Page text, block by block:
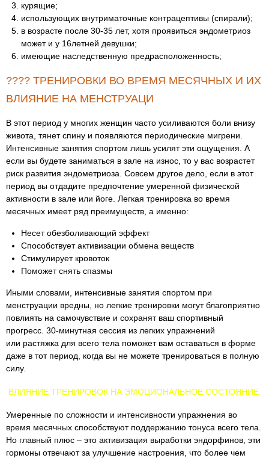
курящие;
использующих внутриматочные контрацептивы (спирали);
в возрасте после 30-35 лет, хотя проявиться эндометриоз
может и у 16летней девушки;
имеющие наследственную предрасположенность;
???? ТРЕНИРОВКИ ВО ВРЕМЯ МЕСЯЧНЫХ И ИХ
ВЛИЯНИЕ НА МЕНСТРУАЦИ
В этот период у многих женщин часто усиливаются боли внизу
живота, тянет спину и появляются периодические мигрени.
Интенсивные занятия спортом лишь усилят эти ощущения. А
если вы будете заниматься в зале на износ, то у вас возрастет
риск развития эндометриоза. Совсем другое дело, если в этот
период вы отдадите предпочтение умеренной физической
активности в зале или йоге. Легкая тренировка во время
месячных имеет ряд преимуществ, а именно:
Несет обезболивающий эффект
Способствует активизации обмена веществ
Стимулирует кровоток
Поможет снять спазмы
Иными словами, интенсивные занятия спортом при
менструации вредны, но легкие тренировки могут благоприятно
повлиять на самочувствие и сохранят ваш спортивный
прогресс. 30-минутная сессия из легких упражнений
или растяжка для всего тела поможет вам оставаться в форме
даже в тот период, когда вы не можете тренироваться в полную
силу.
ВЛИЯНИЕ ТРЕНИРОВОК НА ЭМОЦИОНАЛЬНОЕ СОСТОЯНИЕ
Умеренные по сложности и интенсивности упражнения во
время месячных способствуют поддержанию тонуса всего тела.
Но главный плюс – это активизация выработки эндорфинов, эти
гормоны отвечают за улучшение настроения, что более чем